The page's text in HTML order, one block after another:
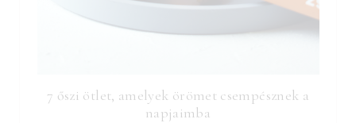
7 őszi ötlet, amelyek örömet csempésznek a
napjaimba